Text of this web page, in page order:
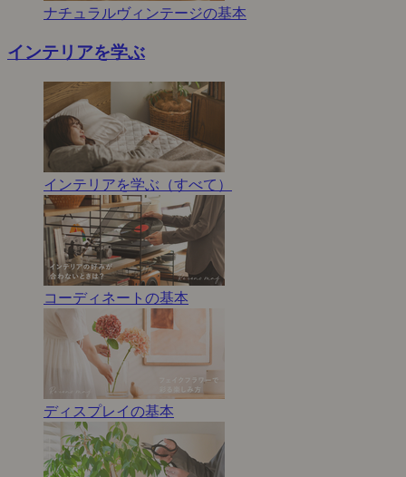
ナチュラルヴィンテージの基本
インテリアを学ぶ
インテリアを学ぶ（すべて）
コーディネートの基本
ディスプレイの基本